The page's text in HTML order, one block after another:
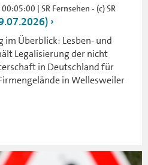
| SR Fernsehen - (c) SR
im Überblick: Lesben- und
Legalisierung der nicht
in Deutschland für
in Wellesweiler